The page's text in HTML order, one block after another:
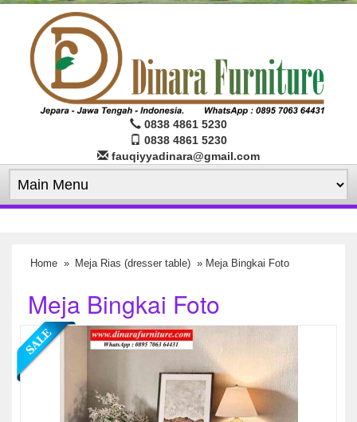
0838 4861 5230
0838 4861 5230
fauqiyyadinara@gmail.com
Home » Meja Rias (dresser table) » Meja Bingkai Foto
Meja Bingkai Foto